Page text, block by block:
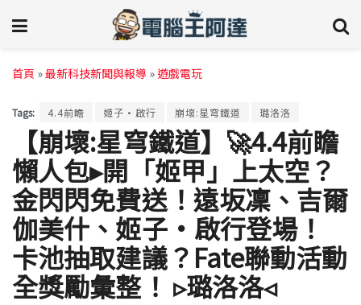
首頁 »最新科技新聞與報導 »遊戲電玩
Tags: 4.4前瞻 姬子·啟行 崩壞:星穹鐵道 璐洛洛
【崩壞:星穹鐵道】🚀4.4前瞻
懶人包▸開「姬甲」上太空？
金閃閃免費送！遠坂凜、吉爾
伽美什、姬子·啟行登場！
卡池抽取建議？Fate聯動活動
全獎勵彙整！ ▹璐洛洛◃